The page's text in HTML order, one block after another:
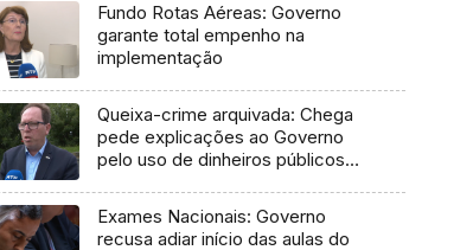
Fundo Rotas Aéreas: Governo
garante total empenho na
implementação
Queixa-crime arquivada: Chega
pede explicações ao Governo
pelo uso de dinheiros públicos
Exames Nacionais: Governo
recusa adiar início das aulas do